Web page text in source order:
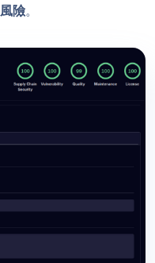
風險。